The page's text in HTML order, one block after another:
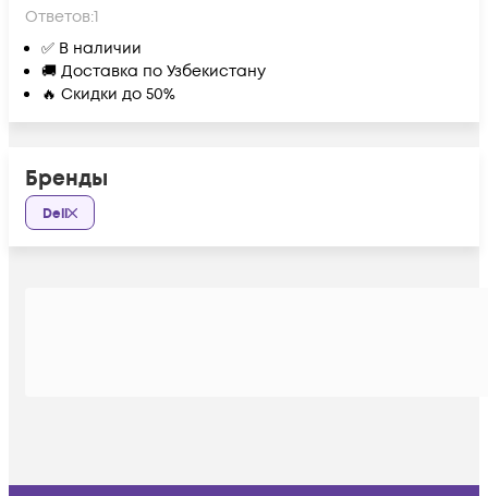
Ответов:1
✅ В наличии
🚚 Доставка по Узбекистану
🔥 Скидки до 50%
Бренды
Dell